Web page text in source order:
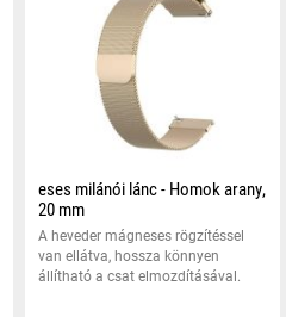
eses milánói lánc - Homok arany,
20 mm
A heveder mágneses rögzítéssel
van ellátva, hossza könnyen
állítható a csat elmozdításával.